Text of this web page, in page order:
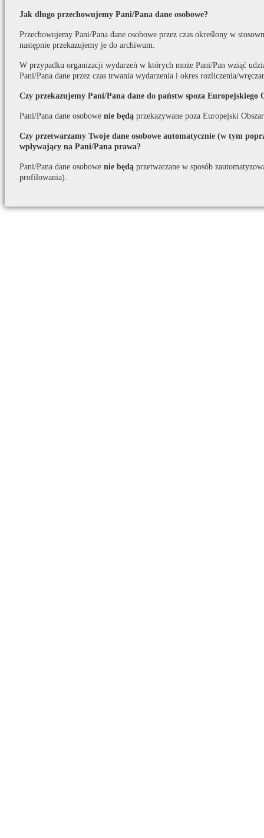
Jak długo przechowujemy Pani/Pana dane osobowe?
Przechowujemy Pani/Pana dane osobowe przez czas określony w
następnie przekazujemy je do archiwum.
W przypadku organizacji wydarzeń w których może Pani/Pan wziąć
Pani/Pana dane przez czas trwania wydarzenia i okres rozliczenia/
Czy przekazujemy Pani/Pana dane do państw spoza Europejskiego
Pani/Pana dane osobowe nie będą przekazywane poza Europejski
Czy przetwarzamy Twoje dane osobowe automatycznie (w tym
wpływający na Pani/Pana prawa?
Pani/Pana dane osobowe nie będą przetwarzane w sposób
profilowania).